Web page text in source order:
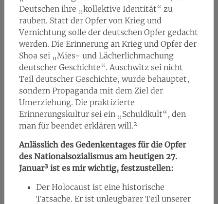
Deutschen ihre „kollektive Identität“ zu
rauben. Statt der Opfer von Krieg und
Vernichtung solle der deutschen Opfer gedacht
werden. Die Erinnerung an Krieg und Opfer der
Shoa sei „Mies- und Lächerlichmachung
deutscher Geschichte“. Auschwitz sei nicht
Teil deutscher Geschichte, wurde behauptet,
sondern Propaganda mit dem Ziel der
Umerziehung. Die praktizierte
Erinnerungskultur sei ein „Schuldkult“, den
man für beendet erklären will.²
Anlässlich des Gedenkentages für die Opfer
des Nationalsozialismus am heutigen 27.
Januar³ ist es mir wichtig, festzustellen:
Der Holocaust ist eine historische
Tatsache. Er ist unleugbarer Teil unserer